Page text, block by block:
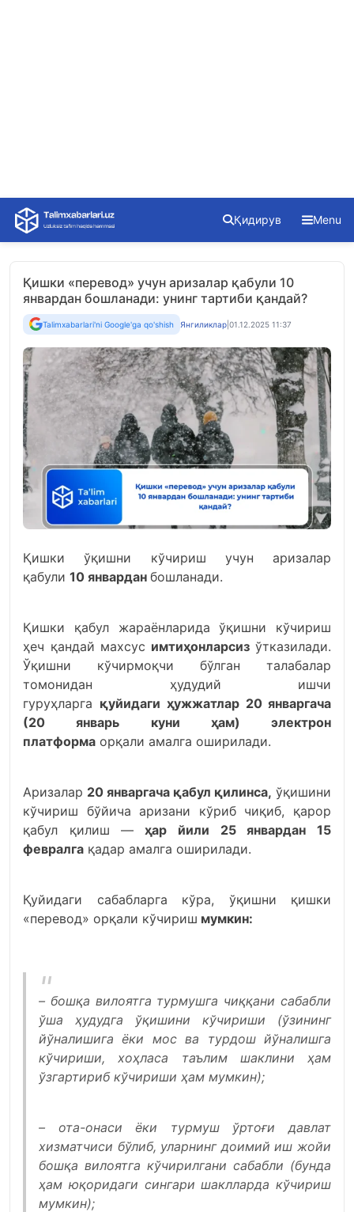
Skip
content
Қидирув Menu
Қишки «перевод» учун аризалар қабули 10
январдан бошланади: унинг тартиби қандай?
Talimxabarlari'ni Google'ga qo'shish Янгиликлар 01.12.2025 11:37
Қишки ўқишни кўчириш учун аризалар
қабули 10 январдан бошланади.
Қишки қабул жараёнларида ўқишни кўчириш
ҳеч қандай махсус имтиҳонларсизўтказилади.
Ўқишни кўчирмоқчи бўлган талабалар
томонидан ҳудудий ишчи
гуруҳларга қуйидаги ҳужжатлар 20 январгача
(20 январь куни ҳам) электрон
платформа орқали амалга оширилади.
Аризалар 20 январгача қабул қилинса, ўқишини
кўчириш бўйича аризани кўриб чиқиб, қарор
қабул қилиш — ҳар йили 25 январдан 15
февралга қадар амалга оширилади.
Қуйидаги сабабларга кўра, ўқишни қишки
«перевод» орқали кўчириш мумкин:
– бошқа вилоятга турмушга чиққани сабабли
ўша ҳудудга ўқишини кўчириши (ўзининг
йўналишига ёки мос ва турдош йўналишга
кўчириши, хоҳласа таълим шаклини ҳам
ўзгартириб кўчириши ҳам мумкин);
– ота-онаси ёки турмуш ўртоғи давлат
хизматчиси бўлиб, уларнинг доимий иш жойи
бошқа вилоятга кўчирилгани сабабли (бунда
ҳам юқоридаги сингари шаклларда кўчириш
мумкин);